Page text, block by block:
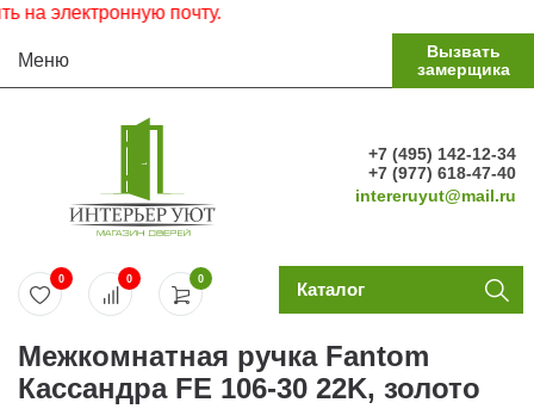
электронную почту.
Меню
Вызвать
замерщика
+7 (495) 142-12-34
+7 (977) 618-47-40
intereruyut@mail.ru
0
0 0 Каталог
Межкомнатная ручка Fantom
Кассандра FE 106-30 22K, золото